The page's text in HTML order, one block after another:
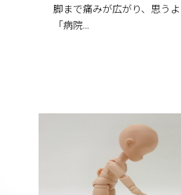
脚まで痛みが広がり、思う
「病院...